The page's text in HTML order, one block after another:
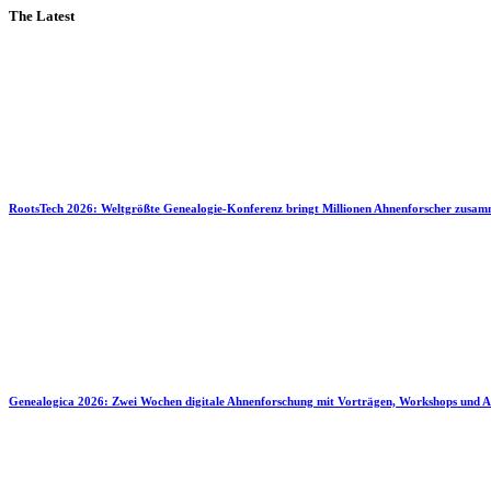
The Latest
RootsTech 2026: Weltgrößte Genealogie-Konferenz bringt Millionen Ahnenforscher
Genealogica 2026: Zwei Wochen digitale Ahnenforschung mit Vorträgen, Workshops und